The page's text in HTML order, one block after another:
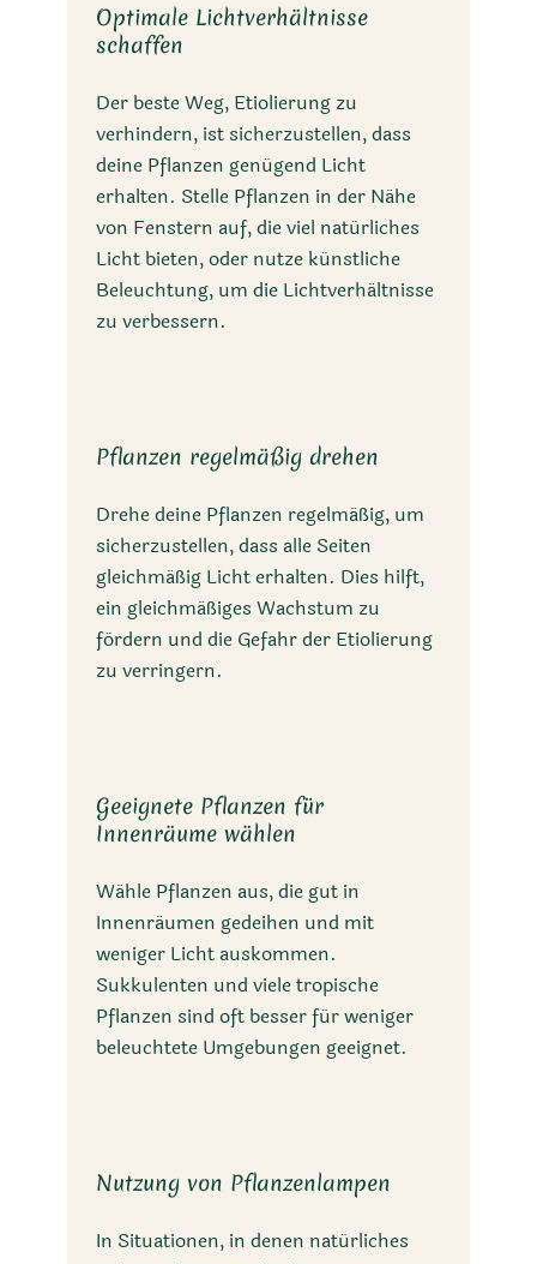
Optimale Lichtverhältnisse
schaffen
Der beste Weg, Etiolierung zu
verhindern, ist sicherzustellen, dass
deine Pflanzen genügend Licht
erhalten. Stelle Pflanzen in der Nähe
von Fenstern auf, die viel natürliches
Licht bieten, oder nutze künstliche
Beleuchtung, um die Lichtverhältnisse
zu verbessern.
Pflanzen regelmäßig drehen
Drehe deine Pflanzen regelmäßig, um
sicherzustellen, dass alle Seiten
gleichmäßig Licht erhalten. Dies hilft,
ein gleichmäßiges Wachstum zu
fördern und die Gefahr der Etiolierung
zu verringern.
Geeignete Pflanzen für
Innenräume wählen
Wähle Pflanzen aus, die gut in
Innenräumen gedeihen und mit
weniger Licht auskommen.
Sukkulenten und viele tropische
Pflanzen sind oft besser für weniger
beleuchtete Umgebungen geeignet.
Nutzung von Pflanzenlampen
In Situationen, in denen natürliches